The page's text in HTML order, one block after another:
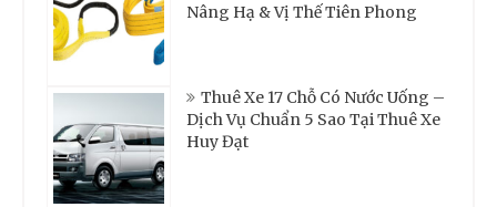
Nâng Hạ & Vị Thế Tiên Phong
Thuê Xe 17 Chỗ Có Nước Uống –
Dịch Vụ Chuẩn 5 Sao Tại Thuê Xe
Huy Đạt